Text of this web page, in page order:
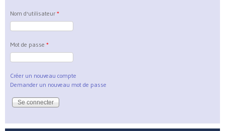
Nom d'utilisateur *
Mot de passe *
Créer un nouveau compte
Demander un nouveau mot de passe